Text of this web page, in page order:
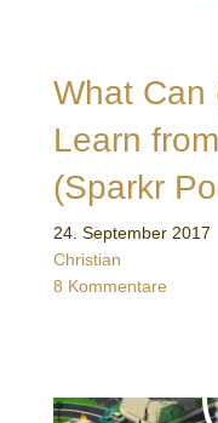
What Can
Learn
(Sparkr
24. September 2017
Christian
8 Kommentare